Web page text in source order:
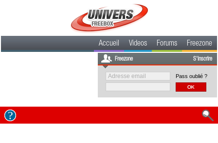
Accueil Videos Forums Freezone
Freezone S'inscrire
Pass oublié ?